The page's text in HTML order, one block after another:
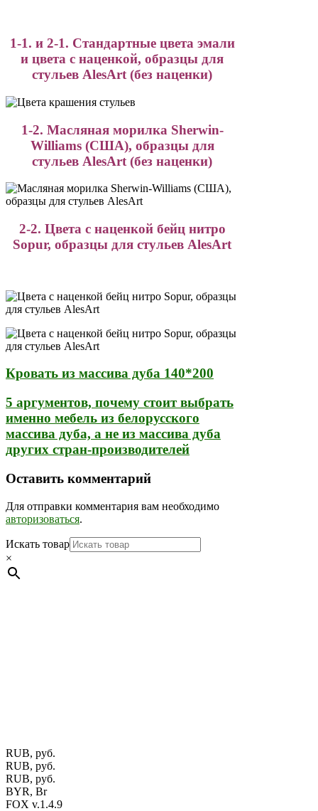
1-1. и 2-1. Стандартные цвета эмали
и цвета с наценкой, образцы для
стульев AlesArt (без наценки)
1-2. Масляная морилка Sherwin-
Williams (США), образцы для
стульев AlesArt (без наценки)
2-2. Цвета с наценкой бейц нитро
Sopur, образцы для стульев AlesArt
Кровать из массива дуба 140*200
5 аргументов, почему стоит выбрать
именно мебель из белорусского
массива дуба, а не из массива дуба
других стран-производителей
Оставить комментарий
Для отправки комментария вам необходимо
авторизоваться.
Искать товар
×
RUB, руб.
RUB, руб.
RUB, руб.
BYR, Br
FOX v.1.4.9